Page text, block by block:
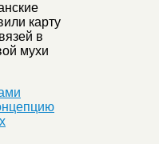
карту
в
мухи